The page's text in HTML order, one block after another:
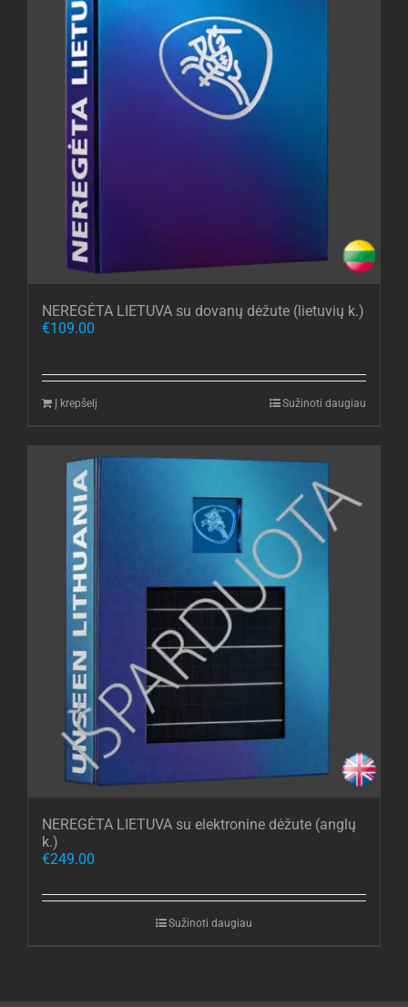
NEREGĖTA LIETUVA su dovanų dėžute (lietuvių k.)
€109.00
Į krepšelį Sužinoti daugiau
NEREGĖTA LIETUVA su elektronine dėžute (anglų
k.)
€249.00
Sužinoti daugiau